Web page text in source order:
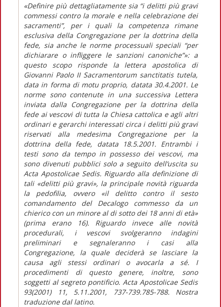
«Definire più dettagliatamente sia “i delitti più gravi
commessi contro la morale e nella celebrazione dei
sacramenti”, per i quali la competenza rimane
esclusiva della Congregazione per la dottrina della
fede, sia anche le norme processuali speciali “per
dichiarare o infliggere le sanzioni canoniche”»: a
questo scopo risponde la lettera apostolica di
Giovanni Paolo II Sacramentorum sanctitatis tutela,
data in forma di motu proprio, datata 30.4.2001. Le
norme sono contenute in una successiva Lettera
inviata dalla Congregazione per la dottrina della
fede ai vescovi di tutta la Chiesa cattolica e agli altri
ordinari e gerarchi interessati circa i delitti più gravi
riservati alla medesima Congregazione per la
dottrina della fede, datata 18.5.2001. Entrambi i
testi sono da tempo in possesso dei vescovi, ma
sono divenuti pubblici solo a seguito dell’uscita su
Acta Apostolicae Sedis. Riguardo alla definizione di
tali «delitti più gravi», la principale novità riguarda
la pedofilia, ovvero «il delitto contro il sesto
comandamento del Decalogo commesso da un
chierico con un minore al di sotto dei 18 anni di età»
(prima erano 16). Riguardo invece alle novità
procedurali, i vescovi svolgeranno indagini
preliminari e segnaleranno i casi alla
Congregazione, la quale deciderà se lasciare la
causa agli stessi ordinari o avocarla a sé. I
procedimenti di questo genere, inoltre, sono
soggetti al segreto pontificio. Acta Apostolicae Sedis
93(2001) 11, 5.11.2001, 737-739.785-788. Nostra
traduzione dal latino.